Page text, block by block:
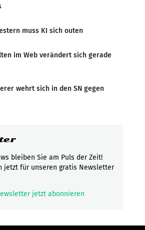
muss KI sich outen
im Web verändert sich gerade
wehrt sich in den SN gegen
bleiben Sie am Puls der Zeit!
jetzt für unseren gratis Newsletter
jetzt abonnieren